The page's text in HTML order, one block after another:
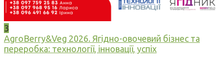
3
AgroBerry&Veg 2026. Ягідно-овочевий бізнес та
переробка: технології, інновації, успіх